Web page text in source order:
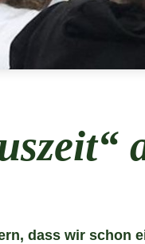
dass wir schon